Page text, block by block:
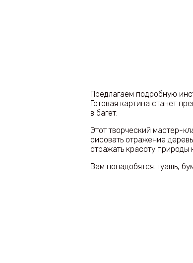
Предлагаем подробную
Готовая картина станет
в багет.
Этот творческий мастер-
рисовать отражение
отражать красоту природы
Вам понадобятся: гуашь,